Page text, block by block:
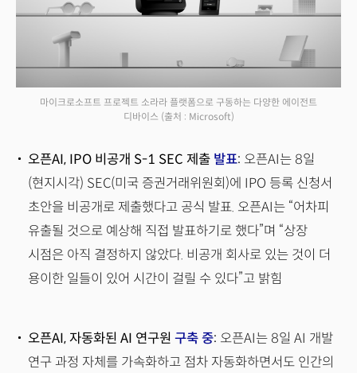
마이크로소프트 프로젝트 소라라 플랫폼으로 구동하는 다양한 에이전트
디바이스 (출처 : Microsoft)
오픈AI, IPO 비공개 S-1 SEC 제출 발표: 오픈AI는 8일
(현지시각) SEC(미국 증권거래위원회)에 IPO 등록 신청서
초안을 비공개로 제출했다고 공식 발표. 오픈AI는 “어차피
유출될 것으로 예상해 직접 발표하기로 했다”며 “상장
시점은 아직 결정하지 않았다. 비공개 회사로 있는 것이 더
용이한 일들이 있어 시간이 걸릴 수 있다”고 밝힘
오픈AI, 자동화된 AI 연구원 구축 중: 오픈AI는 8일 AI 개발
연구 과정 자체를 가속화하고 점차 자동화하면서도 인간의